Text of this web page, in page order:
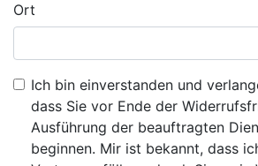
Ort
Ich bin einverstanden und
dass Sie vor Ende der
Ausführung der beauftragten
beginnen. Mir ist bekannt, dass